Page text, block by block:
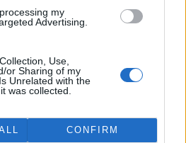
my
Advertising.
Use,
or Sharing of my
Unrelated with the
was collected.
CONFIRM
AFP s odvoláním na islandskou
přijímá kvůli vedrům více
teplotám pracovníci pražské